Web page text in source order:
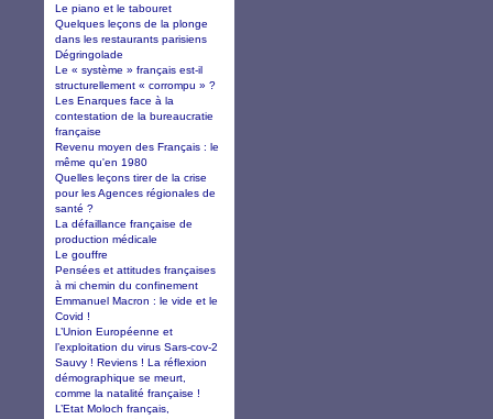
Le piano et le tabouret
Quelques leçons de la plonge
dans les restaurants parisiens
Dégringolade
Le « système » français est-il
structurellement « corrompu » ?
Les Enarques face à la
contestation de la bureaucratie
française
Revenu moyen des Français : le
même qu'en 1980
Quelles leçons tirer de la crise
pour les Agences régionales de
santé ?
La défaillance française de
production médicale
Le gouffre
Pensées et attitudes françaises
à mi chemin du confinement
Emmanuel Macron : le vide et le
Covid !
L’Union Européenne et
l’exploitation du virus Sars-cov-2
Sauvy ! Reviens ! La réflexion
démographique se meurt,
comme la natalité française !
L’Etat Moloch français,